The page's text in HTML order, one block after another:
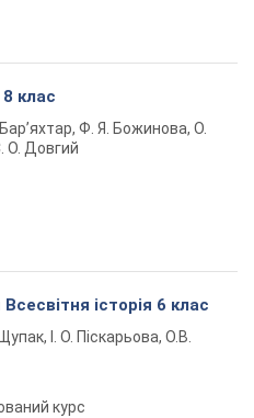
клас
Бар’яхтар, Ф. Я. Божинова, О.
О. Довгий
історія 6 клас
Щупак, І. О. Піскарьова, О.В.
курс